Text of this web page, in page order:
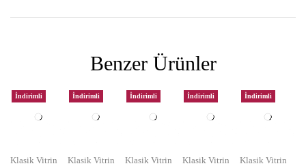
Benzer Ürünler
İndirimli
Klasik Vitrin
İndirimli
Klasik Vitrin
İndirimli
Klasik Vitrin
İndirimli
Klasik Vitrin
İndirimli
Klasik Vitrin